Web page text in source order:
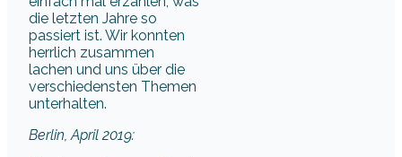
die letzten Jahre so
passiert ist. Wir konnten
herrlich zusammen
lachen und uns über die
verschiedensten Themen
unterhalten.
Berlin, April 2019: